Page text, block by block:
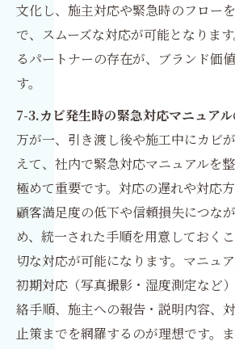
文化し、施主対応や緊急時のフロー
で、スムーズな対応が可能となりま
るパートナーの存在が、ブランド価
す。
7-3.カビ発生時の緊急対応マニュア
万が一、引き渡し後や施工中にカビ
えて、社内で緊急対応マニュアルを
極めて重要です。対応の遅れや対応方
顧客満足度の低下や信頼損失につな
め、統一された手順を用意しておく
切な対応が可能になります。マニュ
初期対応（写真撮影・湿度測定など
絡手順、施主への報告・説明内容、
止策までを網羅するのが理想です。